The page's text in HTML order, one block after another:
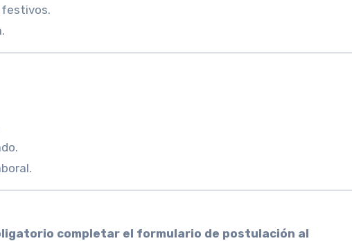
festivos.
completar el formulario de postulación al